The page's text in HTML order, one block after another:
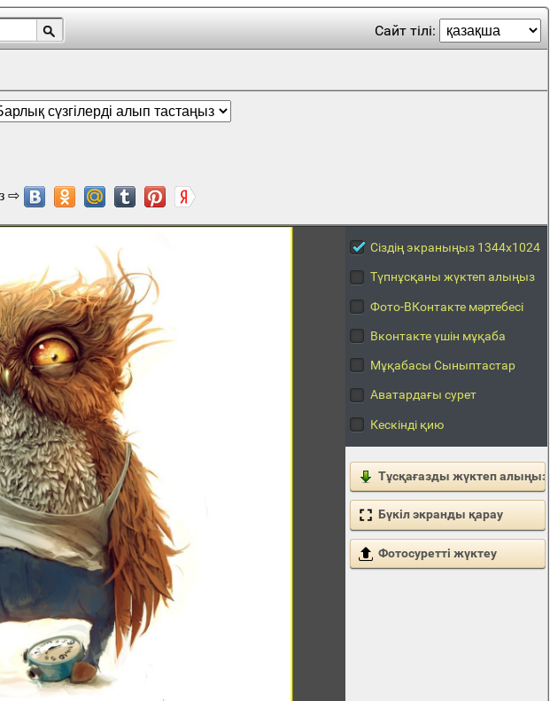
Сайт тілі:
Сіздің экраныңыз 1344x1024
Түпнұсқаны жүктеп алыңыз
Фото-ВКонтакте мәртебесі
Вконтакте үшін мұқаба
Мұқабасы Сыныптастар
Аватардағы сурет
Кескінді қию
Тұсқағазды жүктеп алыңыз
Бүкіл экранды қарау
Фотосуретті жүктеу